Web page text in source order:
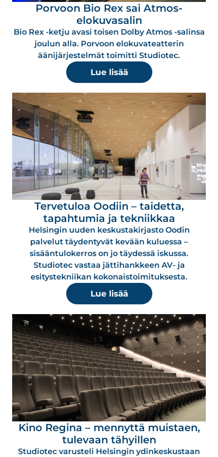
Porvoon Bio Rex sai Atmos-
elokuvasalin
Bio Rex -ketju avasi toisen Dolby Atmos -salinsa
joulun alla. Porvoon elokuvateatterin
äänijärjestelmät toimitti Studiotec.
Lue lisää
Tervetuloa Oodiin – taidetta,
tapahtumia ja tekniikkaa
Helsingin uuden keskustakirjasto Oodin
palvelut täydentyvät kevään kuluessa –
sisääntulokerros on jo täydessä iskussa.
Studiotec vastaa jättihankkeen AV- ja
esitystekniikan kokonaistoimituksesta.
Lue lisää
Kino Regina – mennyttä muistaen,
tulevaan tähyillen
Studiotec varusteli Helsingin ydinkeskustaan